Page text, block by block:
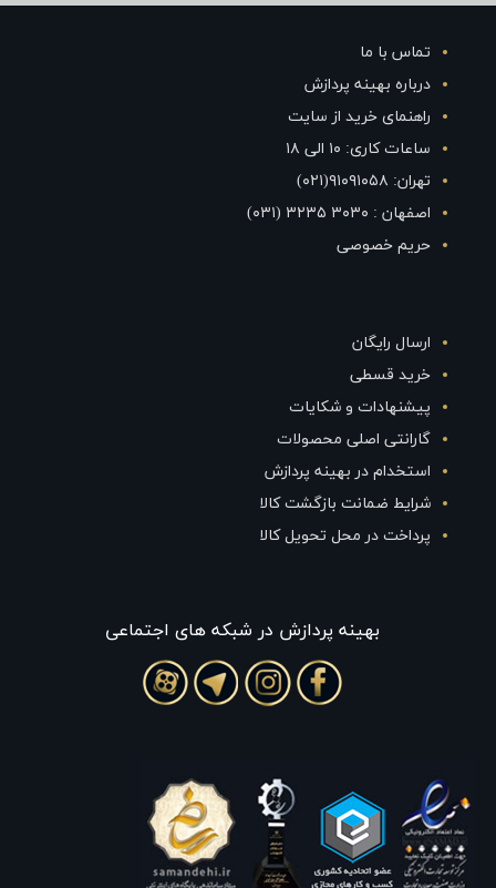
تماس با ما
درباره بهینه پردازش
راهنمای خرید از سایت
ساعات کاری: ۱۰ الی ۱۸
تهران: ۹۱۰۹۱۰۵۸(۰۲۱)
اصفهان : ۳۰۳۰ ۳۲۳۵ (۰۳۱)
حریم خصوصی
ارسال رایگان
خرید قسطی
پیشنهادات و شکایات
گارانتی اصلی محصولات
استخدام در بهینه پردازش
شرایط ضمانت بازگشت کالا
پرداخت در محل تحویل کالا
بهينه پردازش در شبکه های اجتماعی